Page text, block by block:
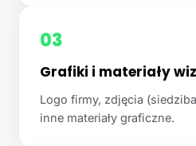
03
Grafiki i materiały
Logo firmy, zdjęcia
inne materiały graficzne.